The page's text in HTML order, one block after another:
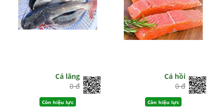
Cá lăng
0 đ
Còn hiệu lực
Cá hồi
0 đ
Còn hiệu lực